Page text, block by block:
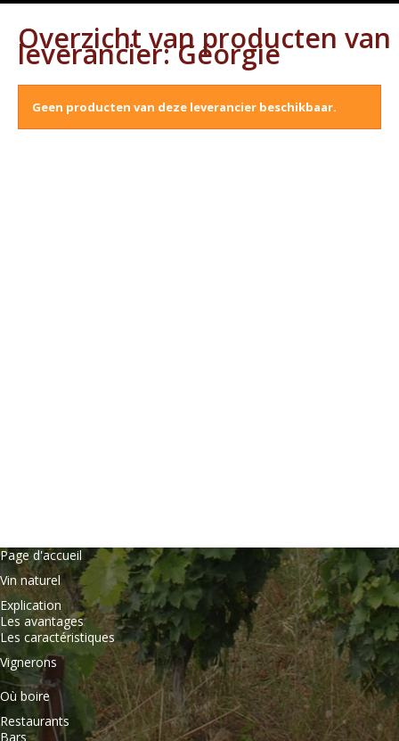
Overzicht van producten van
leverancier: Géorgie
Geen producten van deze leverancier beschikbaar.
Page d'accueil
Vin naturel
Explication
Les avantages
Les caractéristiques
Vignerons
Où boire
Restaurants
Bars